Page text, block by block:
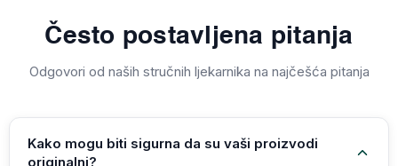
Često postavljena pitanja
Odgovori od naših stručnih ljekarnika na najčešća pitanja
Kako mogu biti sigurna da su vaši proizvodi
originalni?